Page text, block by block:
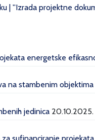
| ''Izrada projektne
energetske
na stambenim objektima
jedinica 20.10.2025.